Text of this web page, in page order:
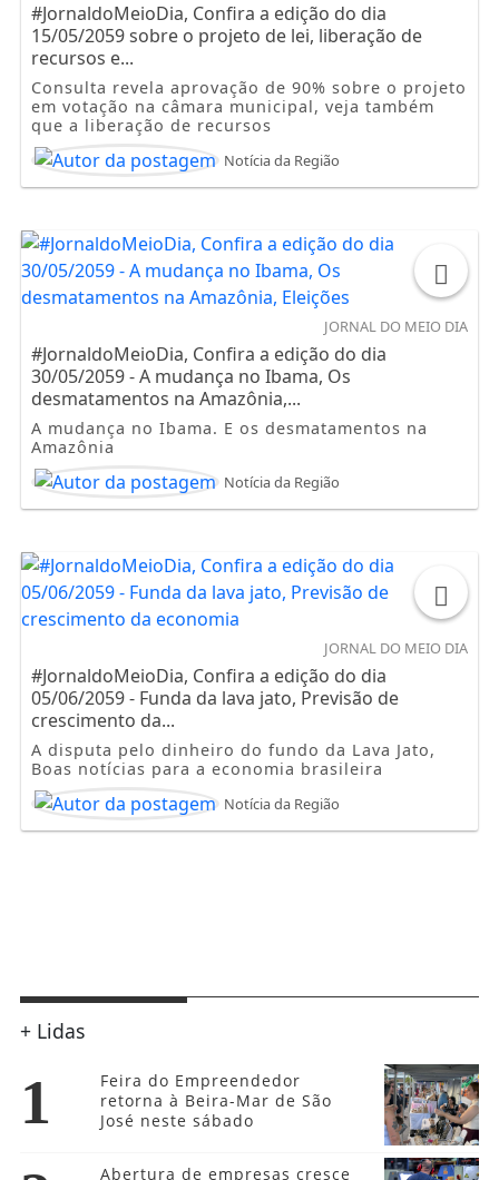
#JornaldoMeioDia, Confira a edição do dia
15/05/2059 sobre o projeto de lei, liberação de
recursos e...
Consulta revela aprovação de 90% sobre o projeto
em votação na câmara municipal, veja também
que a liberação de recursos
Notícia da Região
JORNAL DO MEIO DIA
#JornaldoMeioDia, Confira a edição do dia
30/05/2059 - A mudança no Ibama, Os
desmatamentos na Amazônia,...
A mudança no Ibama. E os desmatamentos na
Amazônia
Notícia da Região
JORNAL DO MEIO DIA
#JornaldoMeioDia, Confira a edição do dia
05/06/2059 - Funda da lava jato, Previsão de
crescimento da...
A disputa pelo dinheiro do fundo da Lava Jato,
Boas notícias para a economia brasileira
Notícia da Região
+ Lidas
1
Feira do Empreendedor
retorna à Beira-Mar de São
José neste sábado
Abertura de empresas cresce